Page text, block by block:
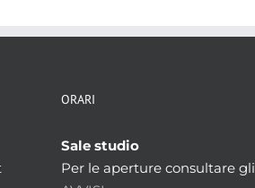
ORARI
Sale studio
Per le aperture consultare gli